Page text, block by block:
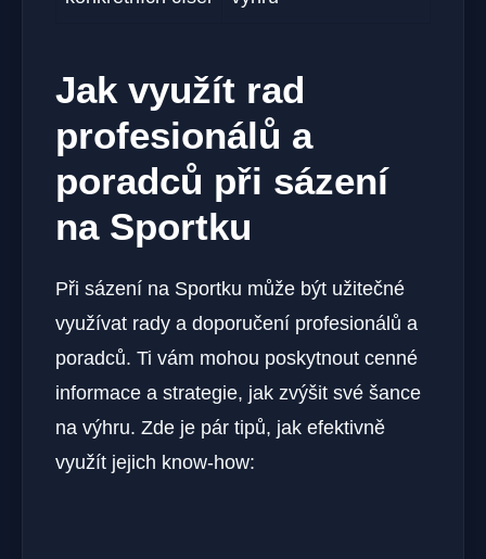
Jak využít rad
profesionálů a
poradců při sázení
na Sportku
Při sázení na Sportku může být užitečné
využívat rady a doporučení profesionálů a
poradců. Ti vám mohou poskytnout cenné
informace a strategie, jak zvýšit své šance
na výhru. Zde je pár tipů, jak efektivně
využít jejich know-how: